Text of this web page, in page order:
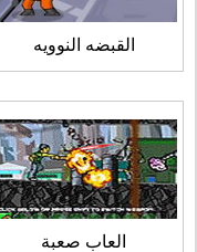
القبضه النوويه
العاب صعبة